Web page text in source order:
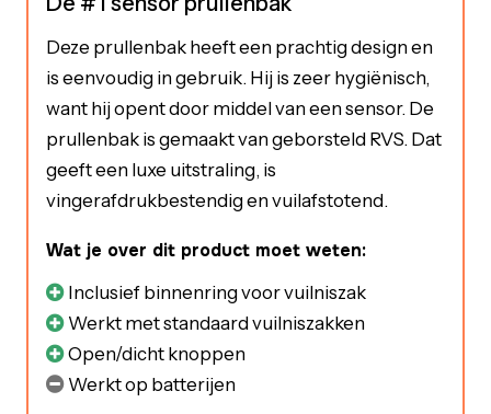
Deze prullenbak heeft een prachtig design en
is eenvoudig in gebruik. Hij is zeer hygiënisch,
want hij opent door middel van een sensor. De
prullenbak is gemaakt van geborsteld RVS. Dat
geeft een luxe uitstraling, is
vingerafdrukbestendig en vuilafstotend.
Wat je over dit product moet weten:
Inclusief binnenring voor vuilniszak
Werkt met standaard vuilniszakken
Open/dicht knoppen
Werkt op batterijen